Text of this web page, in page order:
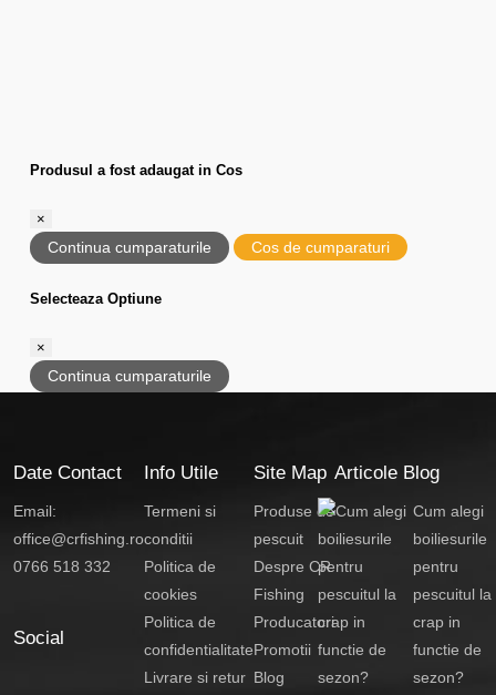
Produsul a fost adaugat in Cos
×
Continua cumparaturile Cos de cumparaturi
Selecteaza Optiune
×
Continua cumparaturile
Date Contact
Email:
office@crfishing.ro
0766 518 332
Social
Info Utile
Termeni si
conditii
Politica de
cookies
Politica de
confidentialitate
Livrare si retur
Site Map
Produse de
pescuit
Despre CR
Fishing
Producatori
Promotii
Blog
Articole Blog
Cum alegi
boiliesurile
pentru
pescuitul la
crap in
functie de
sezon?